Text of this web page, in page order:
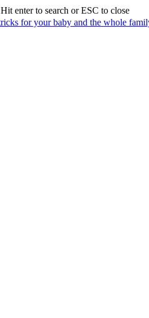
Hit enter to search or ESC to close